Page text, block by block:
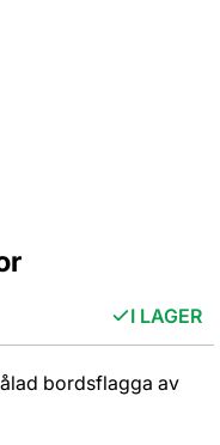
I LAGER
bordsflagga av